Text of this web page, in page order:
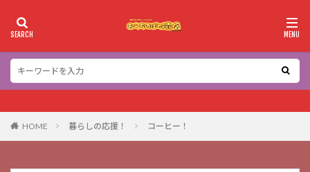
HOME 暮らしの応援！ コーヒー！
カテゴリー
検索